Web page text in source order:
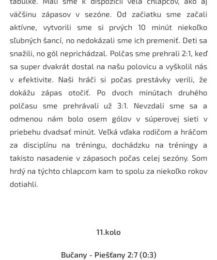
väčšinu zápasov v sezóne. Od začiatku sme začali
aktívne, vytvorili sme si prvých 10 minút niekoľko
sľubných šancí, no nedokázali sme ich premeniť. Deti sa
snažili, no gól neprichádzal. Polčas sme prehrali 2:1, keď
sa super dvakrát dostal na našu polovicu a vyškolil nás
v efektivite. Naši hráči si počas prestávky verili, že
dokážu zápas otočiť. Po dvoch minútach druhého
polčasu sme prehrávali už 3:1. Nevzdali sme sa a
odmenou nám bolo osem gólov v súperovej sieti v
priebehu dvadsať minút. Veľká vďaka rodičom a hráčom
za disciplínu na tréningu, dochádzku na tréningy a
takisto nasadenie v zápasoch počas celej sezóny. Som
hrdý na týchto chlapcom kam to spolu za niekoľko rokov
dotiahli.
11.kolo
Bučany - Piešťany 2:7 (0:3)